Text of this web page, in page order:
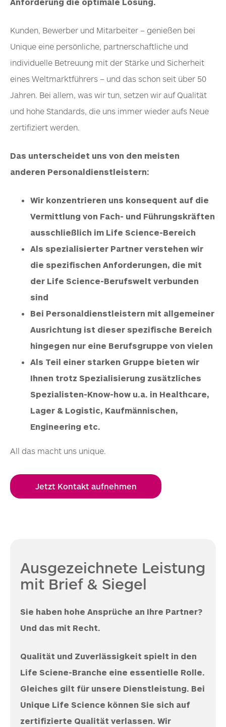
Anforderung die optimale Lösung.
Kunden, Bewerber und Mitarbeiter – genießen bei
Unique eine persönliche, partnerschaftliche und
individuelle Betreuung mit der Stärke und Sicherheit
eines Weltmarktführers – und das schon seit über 50
Jahren. Bei allem, was wir tun, setzen wir auf Qualität
und hohe Standards, die uns immer wieder aufs Neue
zertifiziert werden.
Das unterscheidet uns von den meisten
anderen Personaldienstleistern:
Wir konzentrieren uns konsequent auf die
Vermittlung von Fach- und Führungskräften
ausschließlich im Life Science-Bereich
Als spezialisierter Partner verstehen wir
die spezifischen Anforderungen, die mit
der Life Science-Berufswelt verbunden
sind
Bei Personaldienstleistern mit allgemeiner
Ausrichtung ist dieser spezifische Bereich
hingegen nur eine Berufsgruppe von vielen
Als Teil einer starken Gruppe bieten wir
Ihnen trotz Spezialisierung zusätzliches
Spezialisten-Know-how u.a. in Healthcare,
Lager & Logistic, Kaufmännischen,
Engineering etc.
All das macht uns unique.
Jetzt Kontakt aufnehmen
Ausgezeichnete Leistung
mit Brief & Siegel
Sie haben hohe Ansprüche an Ihre Partner?
Und das mit Recht.
Qualität und Zuverlässigkeit spielt in den
Life Sciene-Branche eine essentielle Rolle.
Gleiches gilt für unsere Dienstleistung. Bei
Unique Life Science können Sie sich auf
zertifizierte Qualität verlassen. Wir